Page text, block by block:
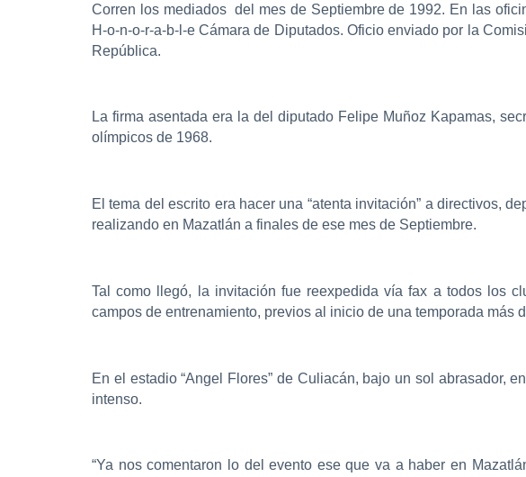
Corren los mediados del mes de Septiembre de 1992. En las
H-o-n-o-r-a-b-l-e Cámara de Diputados. Oficio enviado por la
República.
La firma asentada era la del diputado Felipe Muñoz Kapamas,
olímpicos de 1968.
El tema del escrito era hacer una “atenta invitación” a directivos,
realizando en Mazatlán a finales de ese mes de Septiembre.
Tal como llegó, la invitación fue reexpedida vía fax a todos los
campos de entrenamiento, previos al inicio de una temporada más
En el estadio “Angel Flores” de Culiacán, bajo un sol abrasador,
intenso.
“Ya nos comentaron lo del evento ese que va a haber en